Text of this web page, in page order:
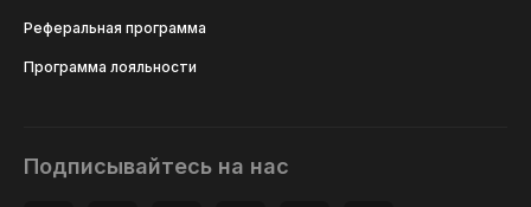
Реферальная программа
Программа лояльности
Подписывайтесь на нас